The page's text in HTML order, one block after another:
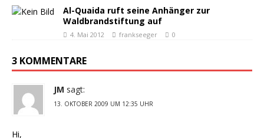
Al-Quaida ruft seine Anhänger zur
Waldbrandstiftung auf
4. Mai 2012 frankseeger 0
3 KOMMENTARE
JM sagt:
13. OKTOBER 2009 UM 12:35 UHR
Hi,